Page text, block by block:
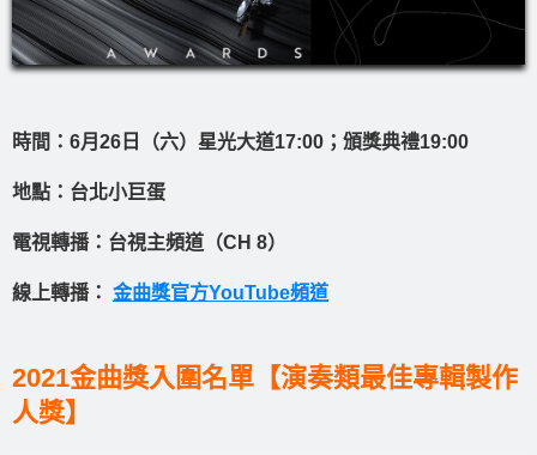
時間：6月26日（六）星光大道17:00；頒獎典禮19:00
地點：台北小巨蛋
電視轉播：台視主頻道（CH 8）
線上轉播： 金曲獎官方YouTube頻道
2021金曲獎入圍名單【演奏類最佳專輯製作
人獎】